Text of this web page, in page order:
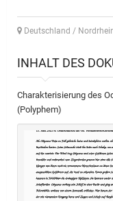
Deutschland /
INHALT DES
Charakterisierung des
(Polyphem)